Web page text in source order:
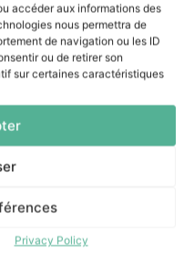
accéder aux informations des
nous permettra de
de navigation ou les ID
ou de retirer son
sur certaines caractéristiques
Privacy Policy
de
modernes et